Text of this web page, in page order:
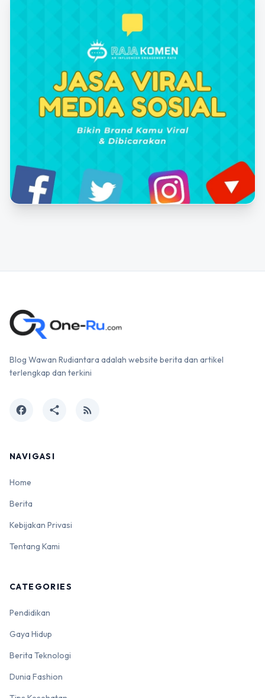
Blog Wawan Rudiantara adalah website berita dan artikel
terlengkap dan terkini
facebook share rss_feed
NAVIGASI
Home
Berita
Kebijakan Privasi
Tentang Kami
CATEGORIES
Pendidikan
Gaya Hidup
Berita Teknologi
Dunia Fashion